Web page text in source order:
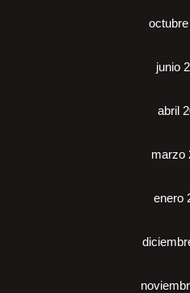
junio
abril
marzo
enero